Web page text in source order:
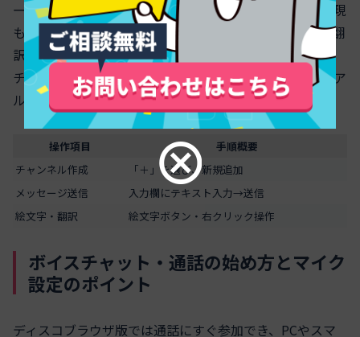
ーで送信。 絵文字ボタンからさまざまな絵文字で感情表現
も簡単です。また、テキストを選んで右クリックから「翻
訳」機能が使えることも魅力です。
チャンネルの整理や権限設定も手軽にでき、誰とでもリア
ルタイムな情報共有が可能です。
操作項目
手順概要
チャンネル作成
「＋」を選び、新規追加
メッセージ送信
入力欄にテキスト入力→送信
絵文字・翻訳
絵文字ボタン・右クリック操作
ボイスチャット・通話の始め方とマイク
設定のポイント
ディスコブラウザ版では通話にすぐ参加でき、PCやスマ